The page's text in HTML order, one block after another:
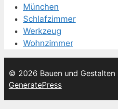
München
Schlafzimmer
Werkzeug
Wohnzimmer
© 2026 Bauen und Gestalten
GeneratePress